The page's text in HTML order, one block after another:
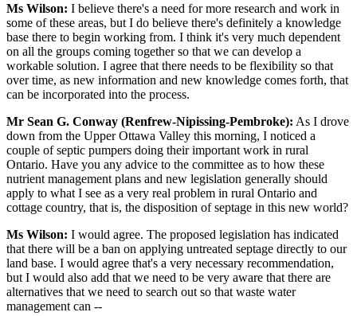
Ms Wilson: I believe there's a need for more research and work in
some of these areas, but I do believe there's definitely a knowledge
base there to begin working from. I think it's very much dependent
on all the groups coming together so that we can develop a
workable solution. I agree that there needs to be flexibility so that
over time, as new information and new knowledge comes forth, that
can be incorporated into the process.
Mr Sean G. Conway (Renfrew-Nipissing-Pembroke): As I drove
down from the Upper Ottawa Valley this morning, I noticed a
couple of septic pumpers doing their important work in rural
Ontario. Have you any advice to the committee as to how these
nutrient management plans and new legislation generally should
apply to what I see as a very real problem in rural Ontario and
cottage country, that is, the disposition of septage in this new world?
Ms Wilson: I would agree. The proposed legislation has indicated
that there will be a ban on applying untreated septage directly to our
land base. I would agree that's a very necessary recommendation,
but I would also add that we need to be very aware that there are
alternatives that we need to search out so that waste water
management can --